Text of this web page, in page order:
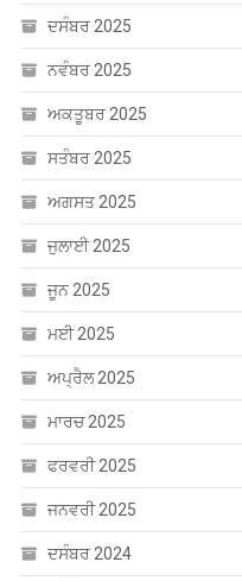
ਦਸੰਬਰ 2025
ਨਵੰਬਰ 2025
ਅਕਤੂਬਰ 2025
ਸਤੰਬਰ 2025
ਅਗਸਤ 2025
ਜੁਲਾਈ 2025
ਜੂਨ 2025
ਮਈ 2025
ਅਪ੍ਰੈਲ 2025
ਮਾਰਚ 2025
ਫਰਵਰੀ 2025
ਜਨਵਰੀ 2025
ਦਸੰਬਰ 2024